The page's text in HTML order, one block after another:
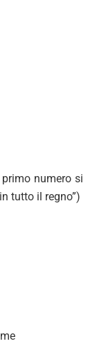
numero si
tutto il regno”)